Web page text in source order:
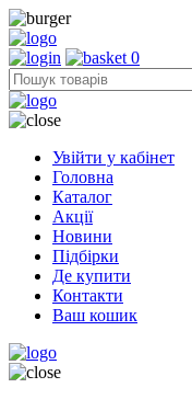
0
Увійти у кабінет
Головна
Каталог
Акції
Новини
Підбірки
Де купити
Контакти
Ваш кошик